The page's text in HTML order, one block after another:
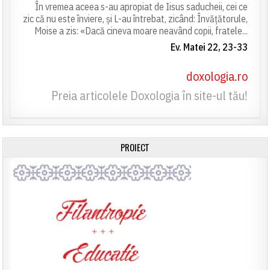
În vremea aceea s-au apropiat de Iisus saducheii, cei ce
zic că nu este înviere, și L-au întrebat, zicând: Învățătorule,
Moise a zis: «Dacă cineva moare neavând copii, fratele...
Ev. Matei 22, 23-33
doxologia.ro
Preia articolele Doxologia în site-ul tău!
PROIECT